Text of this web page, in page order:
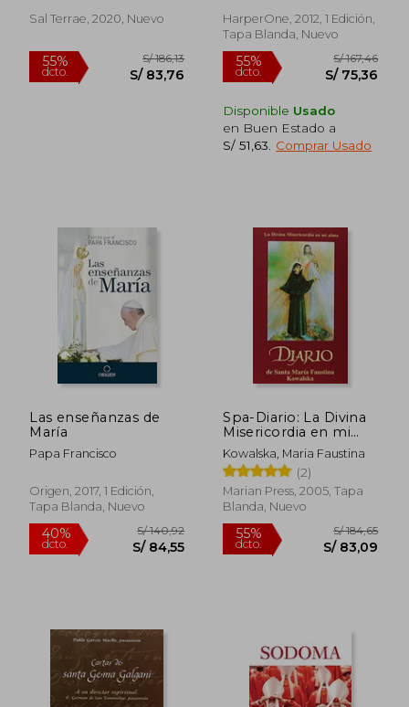
dcto.
Sal Terrae, 2020, Nuevo
55%
dcto.
S/ 186,13
S/ 83,76
HarperOne, 2012, 1 Edición,
Tapa Blanda, Nuevo
55%
dcto.
S/
S/
Disponible Usado
en Buen Estado a
S/ 51,63
Comprar Usado
Las enseñanzas de
María
Papa Francisco
Origen, 2017, 1 Edición,
Tapa Blanda, Nuevo
Spa-Diario: La Divina
Misericordia en mi
Alma
Kowalska, Maria Faustina
(2)
Marian Press, 2005, Tapa
Blanda, Nuevo